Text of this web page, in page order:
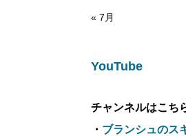
« 7月
YouTube
チャンネルはこ
・ ブランシュのス